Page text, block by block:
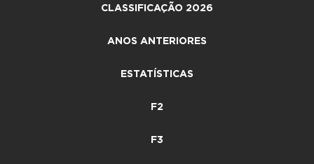
CLASSIFICAÇÃO 2026
ANOS ANTERIORES
ESTATÍSTICAS
F2
F3